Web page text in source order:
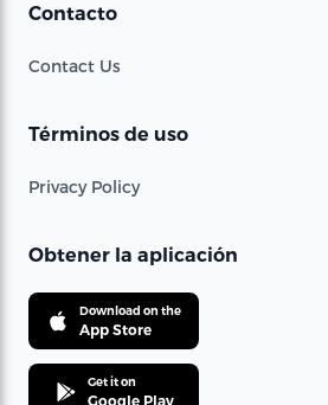
Contacto
Contact Us
Términos de uso
Privacy Policy
Obtener la aplicación
Download on the
App Store
Get it on
Google Play